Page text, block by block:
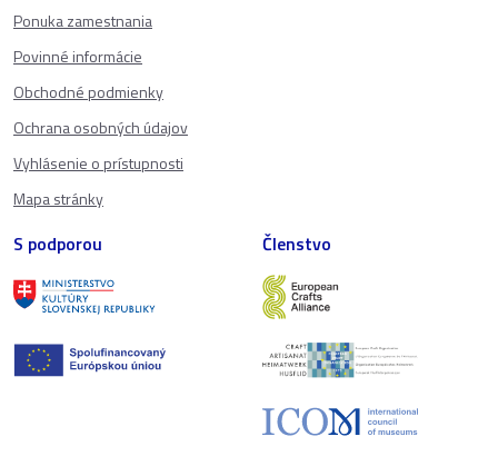
Ponuka zamestnania
Povinné informácie
Obchodné podmienky
Ochrana osobných údajov
Vyhlásenie o prístupnosti
Mapa stránky
S podporou Členstvo